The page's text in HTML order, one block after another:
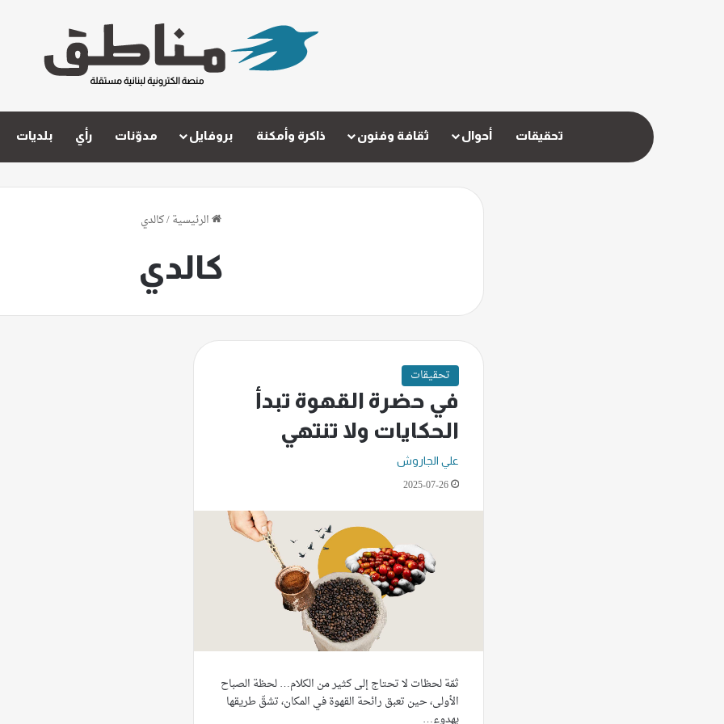
تحقيقات أحوال ثقافة وفنون ذاكرة وأمكنة بروفايل مدوّنات رأي بلديات
الرئيسية/كالدي
كالدي
تحقيقات
في حضرة القهوة تبدأ
الحكايات ولا تنتهي
علي الجاروش
2025-07-26
ثمّة لحظات لا تحتاج إلى كثير من الكلام… لحظة الصباح
الأولى، حين تعبق رائحة القهوة في المكان، تشقّ طريقها
بهدوء…